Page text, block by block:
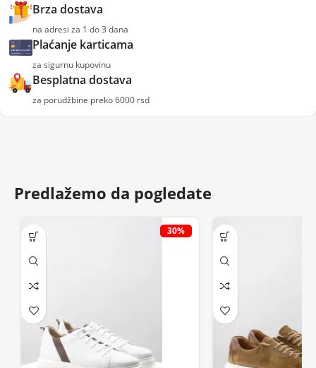
Brza dostava
na adresi za 1 do 3 dana
Plaćanje karticama
za sigurnu kupovinu
Besplatna dostava
za porudžbine preko 6000 rsd
Predlažemo da pogledate
30%